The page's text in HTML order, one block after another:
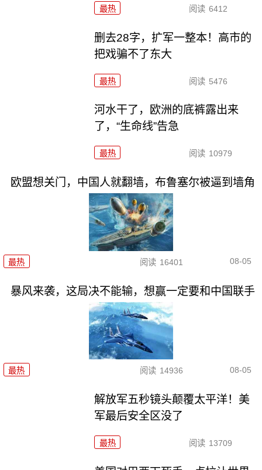
最热 阅读 6412
删去28字，扩军一整本！高市的
把戏骗不了东大
最热 阅读 5476
河水干了，欧洲的底裤露出来
了，“生命线”告急
最热 阅读 10979
欧盟想关门，中国人就翻墙，布鲁塞尔被逼到墙角
最热 阅读 16401 08-05
暴风来袭，这局决不能输，想赢一定要和中国联手
最热 阅读 14936 08-05
解放军五秒镜头颠覆太平洋！美
军最后安全区没了
最热 阅读 13709